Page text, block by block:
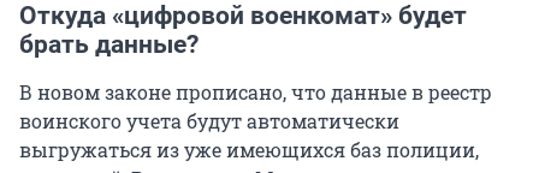
Откуда «цифровой военкомат» будет
брать данные?
В новом законе прописано, что данные в реестр
воинского учета будут автоматически
выгружаться из уже имеющихся баз полиции,